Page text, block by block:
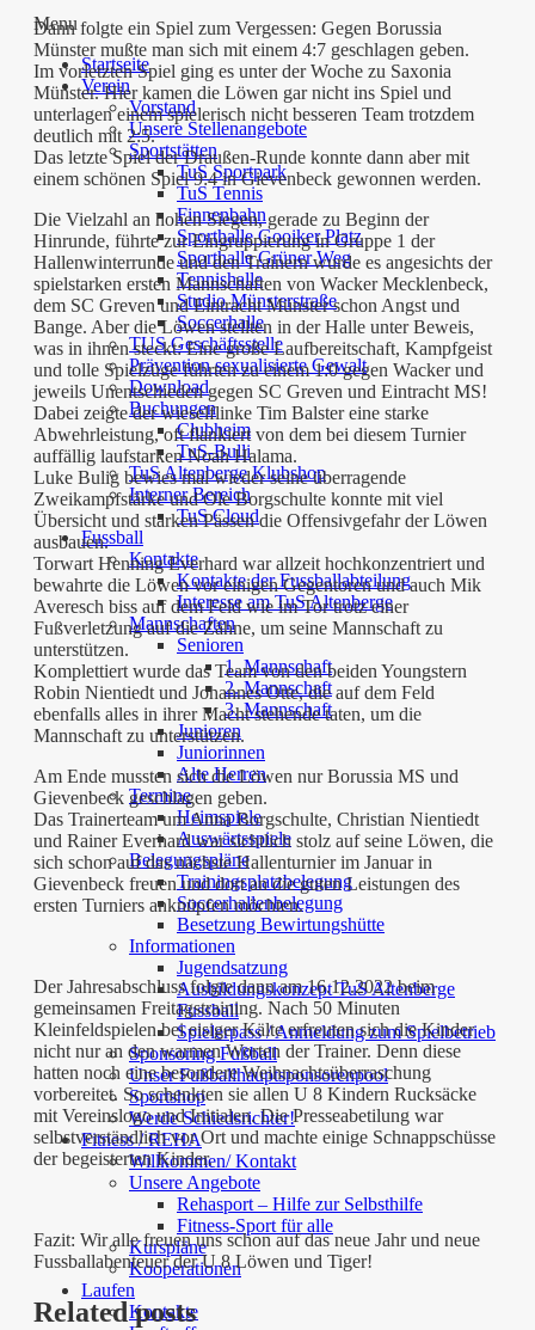
Menu
Startseite
Verein
Vorstand
Unsere Stellenangebote
Sportstätten
TuS Sportpark
TuS Tennis
Finnenbahn
Sporthalle Gooiker Platz
Sporthalle Grüner Weg
Tennishalle
Studio Münsterstraße
Soccerhalle
TUS Geschäftsstelle
Prävention sexualisierte Gewalt
Download
Buchungen
Clubheim
TuS-Bulli
TuS Altenberge Klubshop
Interner Bereich
TuS Cloud
Fussball
Kontakte
Kontakte der Fussballabteilung
Interesse am TuS Altenberge
Mannschaften
Senioren
1. Mannschaft
2. Mannschaft
3. Mannschaft
Junioren
Juniorinnen
Alte Herren
Termine
Heimspiele
Auswärtsspiele
Belegungspläne
Trainingsplatzbelegung
Soccerhallenbelegung
Besetzung Bewirtungshütte
Informationen
Jugendsatzung
Ausbildungskonzept TuS Altenberge
Fussball
Spielerpass / Anmeldung zum Spielbetrieb
Sponsoring Fußball
Unser Fußballhauptsponsorenpool
Sportshop
Werde Schiedsrichter!
Fitness / REHA
Willkommen/ Kontakt
Unsere Angebote
Rehasport – Hilfe zur Selbsthilfe
Fitness-Sport für alle
Kurspläne
Kooperationen
Laufen
Kontakte
Dann folgte ein Spiel zum Vergessen: Gegen Borussia
Münster mußte man sich mit einem 4:7 geschlagen geben.
Im vorletzten Spiel ging es unter der Woche zu Saxonia
Münster. Hier kamen die Löwen gar nicht ins Spiel und
unterlagen einem spielerisch nicht besseren Team trotzdem
deutlich mit 2:5.
Das letzte Spiel der Draußen-Runde konnte dann aber mit
einem schönen Spiel 9:4 in Gievenbeck gewonnen werden.
Die Vielzahl an hohen Siegen, gerade zu Beginn der
Hinrunde, führte zur Eingruppierung in Gruppe 1 der
Hallenwinterrunde und den Trainern wurde es angesichts der
spielstarken ersten Mannschaften von Wacker Mecklenbeck,
dem SC Greven und Eintracht Münster schon Angst und
Bange. Aber die Löwen stellten in der Halle unter Beweis,
was in ihnen steckt: Eine große Laufbereitschaft, Kampfgeist
und tolle Spielzüge führten zu einem 1:0 gegen Wacker und
jeweils Unentschieden gegen SC Greven und Eintracht MS!
Dabei zeigte der wieselflinke Tim Balster eine starke
Abwehrleistung, oft flankiert von dem bei diesem Turnier
auffällig laufstarken Noah Halama.
Luke Bulig bewies mal wieder seine überragende
Zweikampfstärke und Ole Borgschulte konnte mit viel
Übersicht und starken Pässen die Offensivgefahr der Löwen
ausbauen.
Torwart Henning Everhard war allzeit hochkonzentriert und
bewahrte die Löwen vor einigen Gegentoren und auch Mik
Averesch biss auf dem Feld wie im Tor trotz einer
Fußverletzung auf die Zähne, um seine Mannschaft zu
unterstützen.
Komplettiert wurde das Team von den beiden Youngstern
Robin Nientiedt und Johannes Otte, die auf dem Feld
ebenfalls alles in ihrer Macht stehende taten, um die
Mannschaft zu unterstützen.
Am Ende mussten sich die Löwen nur Borussia MS und
Gievenbeck geschlagen geben.
Das Trainerteam um Anna Borgschulte, Christian Nientiedt
und Rainer Everhard war sichtlich stolz auf seine Löwen, die
sich schon auf das nächste Hallenturnier im Januar in
Gievenbeck freuen und dort an die guten Leistungen des
ersten Turniers anknüpfen möchten.
Der Jahresabschluss folgte dann am 16.12.2022 beim
gemeinsamen Freitagstraining. Nach 50 Minuten
Kleinfeldspielen bei eisiger Kälte erfreuten sich die Kinder
nicht nur an den warmen Worten der Trainer. Denn diese
hatten noch eine besondere Weihnachtsüberraschung
vorbereitet. So schenkten sie allen U 8 Kindern Rucksäcke
mit Vereinslogo und Initialen. Die Presseabetilung war
selbstverständlich vor Ort und machte einige Schnappschüsse
der begeisterten Kinder.
Fazit: Wir alle freuen uns schon auf das neue Jahr und neue
Fussballabenteuer der U 8 Löwen und Tiger!
Related posts